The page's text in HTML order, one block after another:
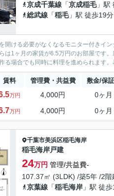
京成千葉線 「京成稲毛」駅
総武線 「稲毛」駅 徒歩19分
開ける必要がなくなるモニター付きイ
は1ヶ月の家賃が6.5万円のお部屋です
る場合でも同時に料理を進められます
賃料 管理費・共益費 敷金/保
万円 4,000円 0ヶ月
万円 4,000円 0ヶ月
千葉市美浜区稲毛海岸
稲毛海岸戸建
24万円 管理/共益費-
107.37㎡ (3LDK) /築5年 /2階
京葉線 「稲毛海岸 」駅 徒